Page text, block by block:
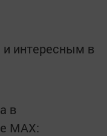
интересным в
в
MАХ: